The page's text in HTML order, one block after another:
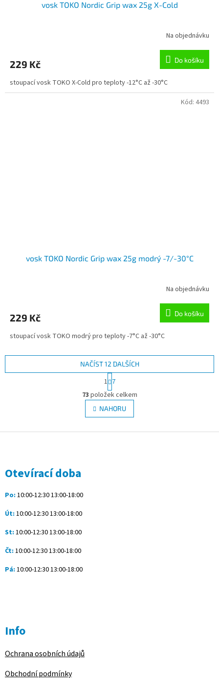
vosk TOKO Nordic Grip wax 25g X-Cold
Na objednávku
229 Kč Do košíku
stoupací vosk TOKO X-Cold pro teploty -12°C až -30°C
vosk TOKO Nordic Grip wax 25g modrý -7/-30°C
Na objednávku
229 Kč Do košíku
stoupací vosk TOKO modrý pro teploty -7°C až -30°C
Kód: 4493
O
v
l
á
NAČÍST 12 DALŠÍCH
S
t
r
á
n
k
v
1 7
73 položek celkem
NAHORU
Otevírací doba
Po: 10:00-12:30 13:00-18:00
Út: 10:00-12:30 13:00-18:00
St: 10:00-12:30 13:00-18:00
Čt: 10:00-12:30 13:00-18:00
Pá: 10:00-12:30 13:00-18:00
Info
Ochrana osobních údajů
Obchodní podmínky